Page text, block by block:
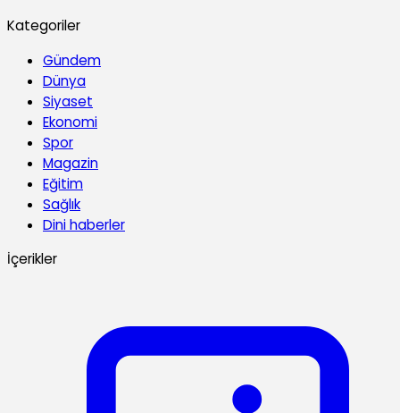
Kategoriler
Gündem
Dünya
Siyaset
Ekonomi
Spor
Magazin
Eğitim
Sağlık
Dini haberler
İçerikler